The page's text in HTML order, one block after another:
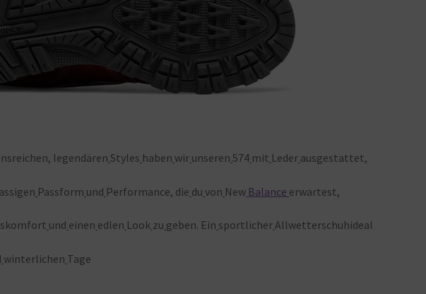
legendären Styles haben wir unseren 574 mit Leder ausgestattet,
Passform und Performance, die du von New Balance erwartest,
und einen edlen Look zu geben. Ein sportlicherAllwetterschuhideal
winterlichen Tage